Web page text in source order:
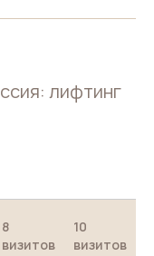
лифтинг
8
визитов
10
визитов